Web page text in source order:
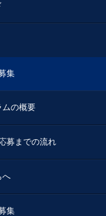
集
ムの概要
募までの流れ
へ
集